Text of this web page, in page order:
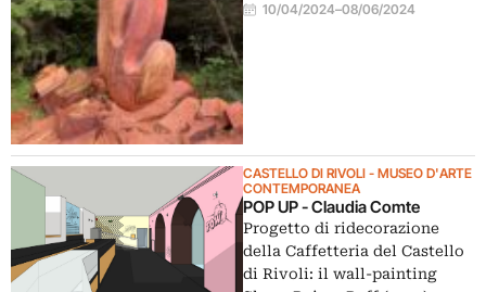
10/04/2024–08/06/2024
CASTELLO DI RIVOLI - MUSEO D'ARTE
CONTEMPORANEA
POP UP - Claudia Comte
Progetto di ridecorazione
della Caffetteria del Castello
di Rivoli: il wall-painting